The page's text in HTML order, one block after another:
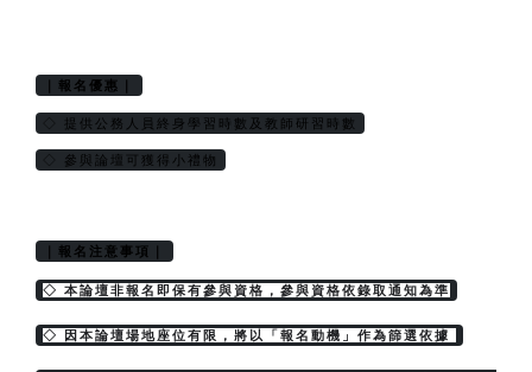
｜報名優惠｜
◇ 提供公務人員終身學習時數及教師研習時數
◇ 參與論壇可獲得小禮物
｜報名注意事項｜
◇ 本論壇非報名即保有參與資格，參與資格依錄取通知為準
◇ 因本論壇場地座位有限，將以「報名動機」作為篩選依據